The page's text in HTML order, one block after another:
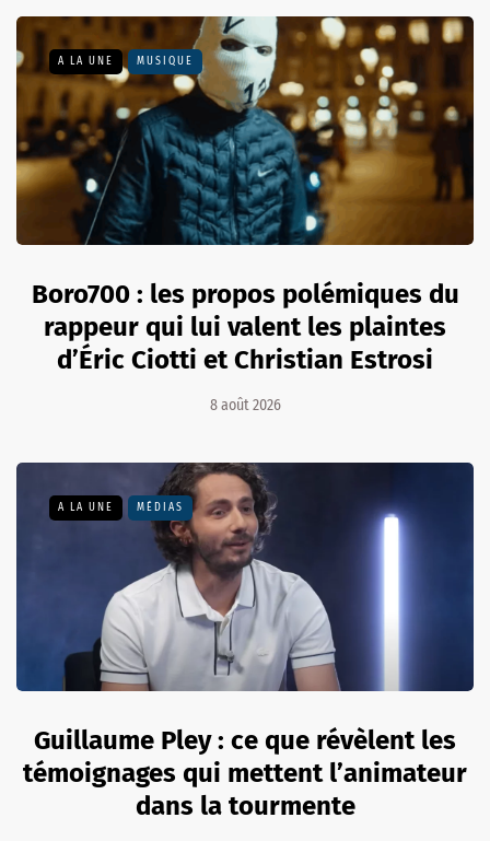
A LA UNE MUSIQUE
Boro700 : les propos polémiques du
rappeur qui lui valent les plaintes
d’Éric Ciotti et Christian Estrosi
8 août 2026
A LA UNE MÉDIAS
Guillaume Pley : ce que révèlent les
témoignages qui mettent l’animateur
dans la tourmente